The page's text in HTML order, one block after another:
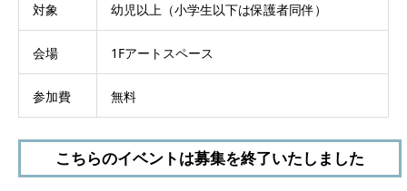
対象 幼児以上（小学生以下は保護者同伴）
会場 1Fアートスペース
参加費 無料
こちらのイベントは募集を終了いたしました